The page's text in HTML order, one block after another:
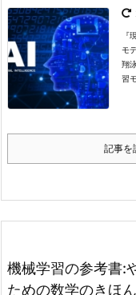
『
モ
翔
習
記事を
機械学習の参考書:
ための数学のきほん